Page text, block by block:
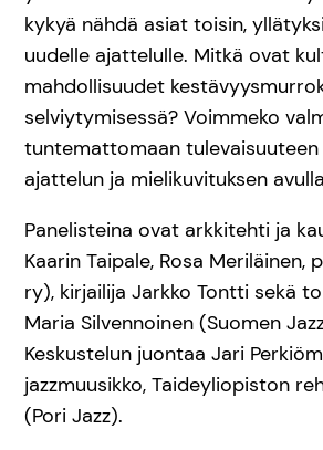
kykyä nähdä asiat toisin,
uudelle ajattelulle. Mitkä ovat
mahdollisuudet
selviytymisessä? Voimmeko
tuntemattomaan
ajattelun ja mielikuvituksen
Panelisteina ovat arkkitehti ja
Kaarin Taipale, Rosa Meriläinen,
ry), kirjailija Jarkko Tontti sekä
Maria Silvennoinen (Suomen
Keskustelun juontaa Jari
jazzmuusikko, Taideyliopiston
(Pori Jazz).